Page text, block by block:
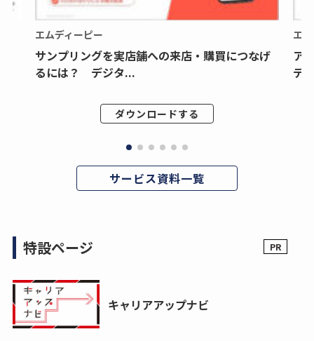
エムディーピー
サンプリングを実店舗への来店・購買につなげ
るには？ デジタ...
ダウンロードする
エ
ア
デ
サービス資料一覧
特設ページ
キャリアアップナビ